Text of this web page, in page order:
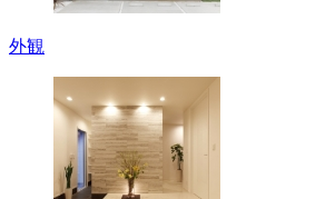
外観